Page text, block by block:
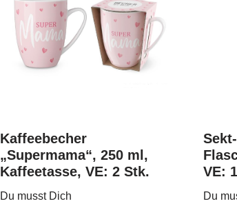
Kaffeebecher
„Supermama“, 250 ml,
Kaffeetasse, VE: 2 Stk.
Du musst Dich
VE:
Du